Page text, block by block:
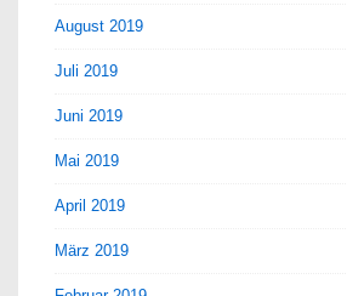
August 2019
Juli 2019
Juni 2019
Mai 2019
April 2019
März 2019